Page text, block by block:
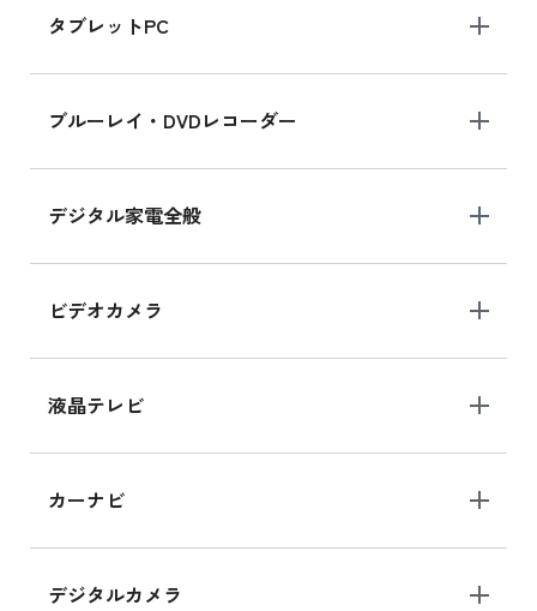
タブレットPC
ブルーレイ・DVDレコーダー
デジタル家電全般
ビデオカメラ
液晶テレビ
カーナビ
デジタルカメラ
iPhone 16 シリーズ
iPhone 16 の新品買取価格
iPad Air 11インチ シリーズ
iPad Air 11インチ の新品買取価格
iPhone 15 128GB シリーズ
iPhone 15 128GB の新品買取価格